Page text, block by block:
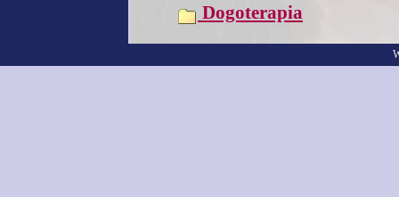
Dogoterapia